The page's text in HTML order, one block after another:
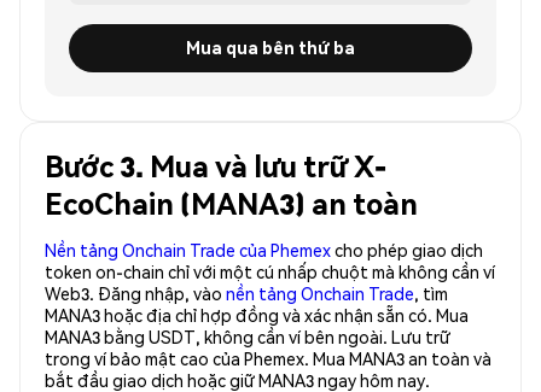
Mua qua bên thứ ba
Bước 3. Mua và lưu trữ X-
EcoChain (MANA3) an toàn
Nền tảng Onchain Trade của Phemexcho phép giao dịch
token on-chain chỉ với một cú nhấp chuột mà không cần ví
Web3. Đăng nhập, vào nền tảng Onchain Trade, tìm
MANA3 hoặc địa chỉ hợp đồng và xác nhận sẵn có. Mua
MANA3 bằng USDT, không cần ví bên ngoài. Lưu trữ
trong ví bảo mật cao của Phemex. Mua MANA3 an toàn và
bắt đầu giao dịch hoặc giữ MANA3 ngay hôm nay.